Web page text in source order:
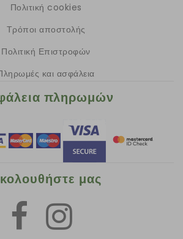
Πολιτική cookies
Τρόποι αποστολής
Πολιτική Επιστροφών
και ασφάλεια
πληρωμών
μας